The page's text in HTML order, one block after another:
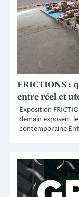
FRICTIONS :
entre réel et
Exposition
demain exposent
contemporaine